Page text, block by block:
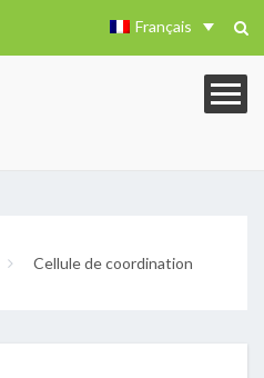
Français
Cellule de coordination